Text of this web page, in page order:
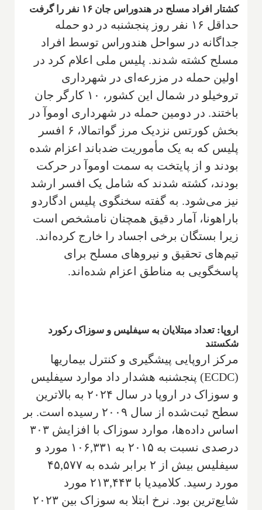
کشتار افراد مسلح در هندوراس جان ۱۶ نفر را گرفت
حداقل ۱۶ نفر روز پنجشنبه در دو حمله
جداگانه در سواحل هندوراس توسط افراد
مسلح کشته شدند. پلیس ملی اعلام کرد در
اولین حمله در مزرعه‌ای در شهرداری
تروخیلو در شمال این کشور، ۱۰ کارگر جان
باختند. در دومین حمله در شهرداری اوموآ در
بخش کورتس نزدیک مرز گواتمالا، ۶ افسر
پلیس که به یک مأموریت ضدباند اعزام شده
بودند و از پایتخت به سمت اوموآ در حرکت
بودند، کشته شدند که شامل یک افسر ارشد
نیز می‌شود. به گفته سخنگوی پلیس ادگاردو
باراهونا، آمار دقیق همچنان نامشخص است
زیرا بستگان برخی اجساد را خارج کرده‌اند.
تیم‌های تحقیق و نیروهای مسلح برای
پاسخگویی به مناطق اعزام شده‌اند.
اروپا: تعداد مبتلایان به سیفلیس و سوزاک رکورد
شکستند
مرکز اروپایی پیشگیری و کنترل بیماریها
(ECDC) پنجشنبه هشدار داد موارد سیفلیس
و سوزاک در اروپا در سال ۲۰۲۴ به بالاترین
سطح ثبت‌شده از سال ۲۰۰۹ رسیده است. بر
اساس داده‌ها، موارد سوزاک با افزایش ۳۰۳
درصدی نسبت به ۲۰۱۵ به ۱۰۶,۳۳۱ مورد و
سیفلیس بیش از ۲ برابر شده به ۴۵,۵۷۷
مورد رسید. کلامیدیا با ۲۱۳,۴۴۳ مورد
شایع‌ترین بود. نرخ ابتلا به سوزاک بین ۲۰۲۳